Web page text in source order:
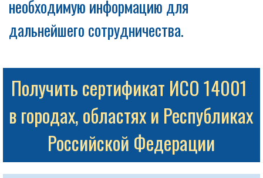
необходимую информацию для
дальнейшего сотрудничества.
Получить сертификат ИСО 14001
в городах, областях и Республиках
Российской Федерации